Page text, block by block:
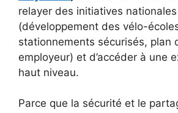
relayer des initiatives
(développement des vélo-
stationnements sécurisés, plan
employeur) et d’accéder à une
haut niveau.
Parce que la sécurité et le